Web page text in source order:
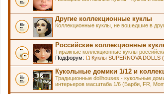
Другие коллекционные куклы
Коллекционные куклы, не вошедшие в
Российские коллекционные
Тиражные коллекционные куклы
Подфорум:
Куклы SUPERNOVA DOLLS
Кукольные домики 1/12 и
Традиционные dollhouses - кукольные
интерьеров масштаба 1/6 (Барби, FR,